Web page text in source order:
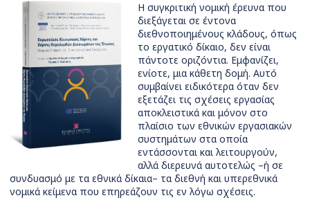
Η συγκριτική νομική έρευνα που
διεξάγεται σε έντονα
διεθνοποιημένους κλάδους, όπως
το εργατικό δίκαιο, δεν είναι
πάντοτε οριζόντια. Εμφανίζει,
ενίοτε, μια κάθετη δομή. Αυτό
συμβαίνει ειδικότερα όταν δεν
εξετάζει τις σχέσεις εργασίας
αποκλειστικά και μόνον στο
πλαίσιο των εθνικών εργασιακών
συστημάτων στα οποία
εντάσσονται και λειτουργούν,
αλλά διερευνά αυτοτελώς –ή σε
συνδυασμό με τα εθνικά δίκαια– τα διεθνή και υπερεθνικά
νομικά κείμενα που επηρεάζουν τις εν λόγω σχέσεις.